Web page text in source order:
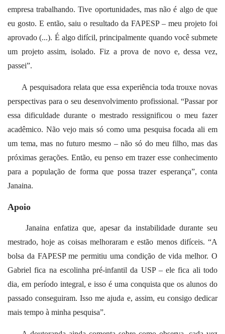
empresa trabalhando. Tive oportunidades, mas não é algo de que
eu gosto. E então, saiu o resultado da FAPESP – meu projeto foi
aprovado (...). É algo difícil, principalmente quando você submete
um projeto assim, isolado. Fiz a prova de novo e, dessa vez,
passei”.
A pesquisadora relata que essa experiência toda trouxe novas
perspectivas para o seu desenvolvimento profissional. “Passar por
essa dificuldade durante o mestrado ressignificou o meu fazer
acadêmico. Não vejo mais só como uma pesquisa focada ali em
um tema, mas no futuro mesmo – não só do meu filho, mas das
próximas gerações. Então, eu penso em trazer esse conhecimento
para a população de forma que possa trazer esperança”, conta
Janaina.
Apoio
Janaina enfatiza que, apesar da instabilidade durante seu
mestrado, hoje as coisas melhoraram e estão menos difíceis. “A
bolsa da FAPESP me permitiu uma condição de vida melhor. O
Gabriel fica na escolinha pré-infantil da USP – ele fica ali todo
dia, em período integral, e isso é uma conquista que os alunos do
passado conseguiram. Isso me ajuda e, assim, eu consigo dedicar
mais tempo à minha pesquisa”.